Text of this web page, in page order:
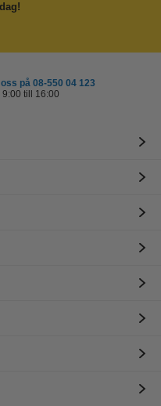
på 08-550 04 123
till 16:00